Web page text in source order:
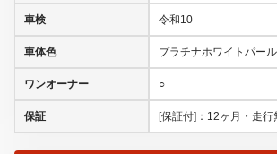
車検 令和10
車体色 プラチナホワイトパー
ワンオーナー ○
保証 [保証付]：12ヶ月・走行